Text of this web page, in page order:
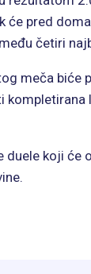
će pred
četiri
meča biće
duele koji će